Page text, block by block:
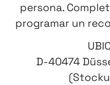
persona.
programar un
D-40474